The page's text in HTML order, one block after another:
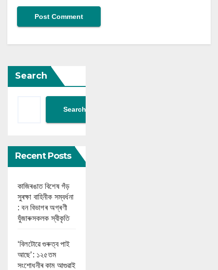
Search
Search
Recent Posts
কাজিৰঙাত বিশেষ গঁড়
সুৰক্ষা বাহিনীক সম্বৰ্ধনা
: বন বিভাগৰ অগ্ৰণী
যুঁজাৰুসকলক স্বীকৃতি
‘বিলটোৱে গুৰুত্ব পাই
আছে’: ১২৫তম
সংশোধনীৰ কাম আগুৱাই